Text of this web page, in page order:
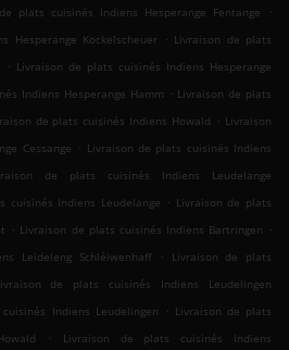
plats cuisinés Indiens Hesperange Fentange
.
Hesperange Kockelscheuer . Livraison de plats
. Livraison de plats cuisinés Indiens Hesperange
Indiens Hesperange Hamm . Livraison de plats
de plats cuisinés Indiens Howald . Livraison
Cessange . Livraison de plats cuisinés Indiens
de plats cuisinés Indiens Leudelange
cuisinés Indiens Leudelange . Livraison de plats
. Livraison de plats cuisinés Indiens Bartringen .
Leideleng Schléiwenhaff
.
Livraison de plats
de plats cuisinés Indiens Leudelingen
Indiens Leudelingen . Livraison de plats
.
Livraison de plats cuisinés Indiens